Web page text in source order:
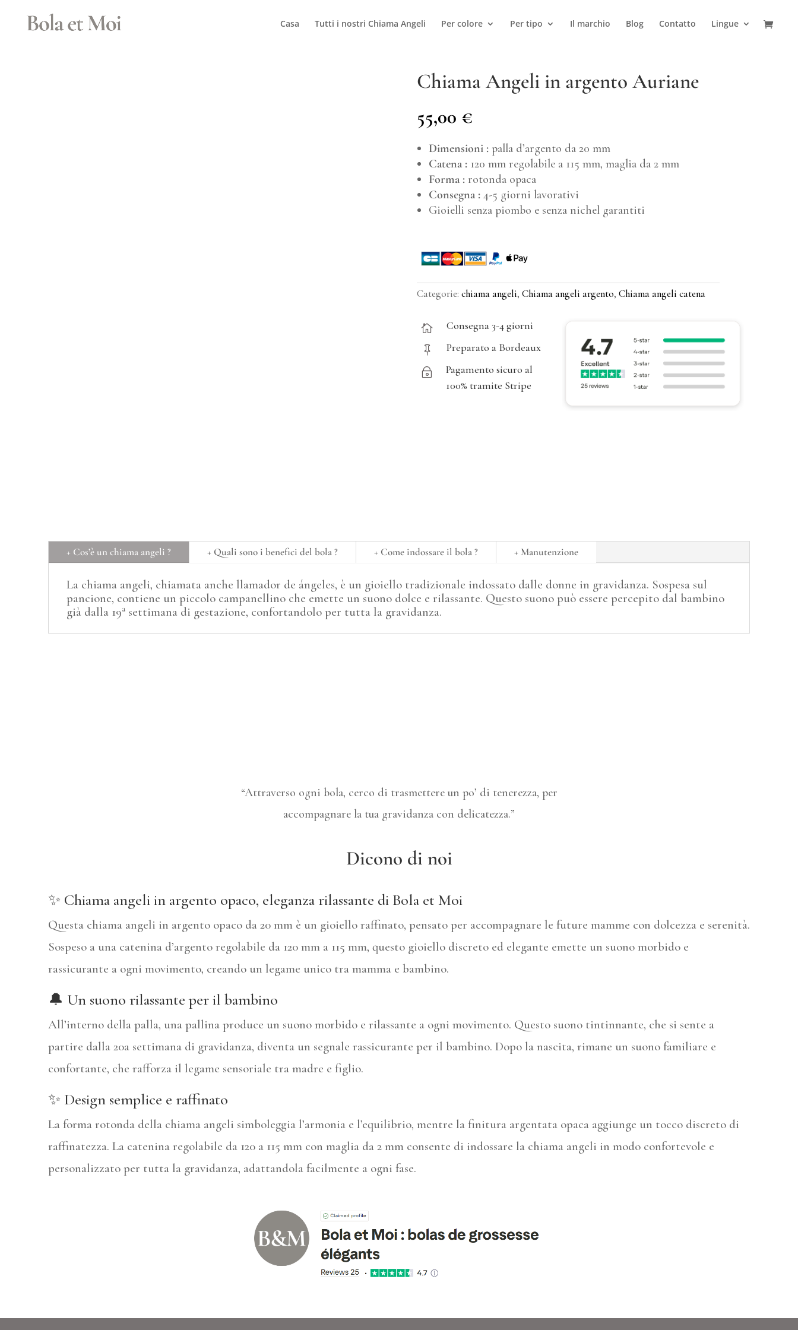
Casa Tutti i nostri Chiama Angeli Per colore Per tipo Il marchio Blog Contatto Lingue
Chiama Angeli in argento Auriane
55,00 €
Dimensioni :palla d’argento da 20 mm
Catena :120 mm regolabile a 115 mm, maglia da 2 mm
Forma :rotonda opaca
Consegna :4-5 giorni lavorativi
Gioielli senza piombo e senza nichel garantiti
Categorie: chiama angeli, Chiama angeli argento, Chiama angeli catena
 Consegna 3-4 giorni
 Preparato a Bordeaux
~
Pagamento sicuro al
100% tramite Stripe
+ Cos’è un chiama angeli ? + Quali sono i benefici del bola ? + Come indossare il bola ? + Manutenzione
La chiama angeli, chiamata anche llamador de ángeles, è un gioiello tradizionale indossato dalle donne in gravidanza. Sospesa sul
pancione, contiene un piccolo campanellino che emette un suono dolce e rilassante. Questo suono può essere percepito dal bambino
già dalla 19ª settimana di gestazione, confortandolo per tutta la gravidanza.
“Attraverso ogni bola, cerco di trasmettere un po’ di tenerezza, per
accompagnare la tua gravidanza con delicatezza.”
Dicono di noi
✨ Chiama angeli in argento opaco, eleganza rilassante di Bola et Moi
Questa chiama angeli in argento opaco da 20 mm è un gioiello raffinato, pensato per accompagnare le future mamme con dolcezza e serenità.
Sospeso a una catenina d’argento regolabile da 120 mm a 115 mm, questo gioiello discreto ed elegante emette un suono morbido e
rassicurante a ogni movimento, creando un legame unico tra mamma e bambino.
🔔 Un suono rilassante per il bambino
All’interno della palla, una pallina produce un suono morbido e rilassante a ogni movimento. Questo suono tintinnante, che si sente a
partire dalla 20a settimana di gravidanza, diventa un segnale rassicurante per il bambino. Dopo la nascita, rimane un suono familiare e
confortante, che rafforza il legame sensoriale tra madre e figlio.
✨ Design semplice e raffinato
La forma rotonda della chiama angeli simboleggia l’armonia e l’equilibrio, mentre la finitura argentata opaca aggiunge un tocco discreto di
raffinatezza. La catenina regolabile da 120 a 115 mm con maglia da 2 mm consente di indossare la chiama angeli in modo confortevole e
personalizzato per tutta la gravidanza, adattandola facilmente a ogni fase.